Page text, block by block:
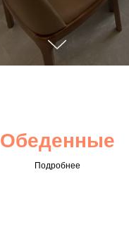
Обеденные
Подробнее